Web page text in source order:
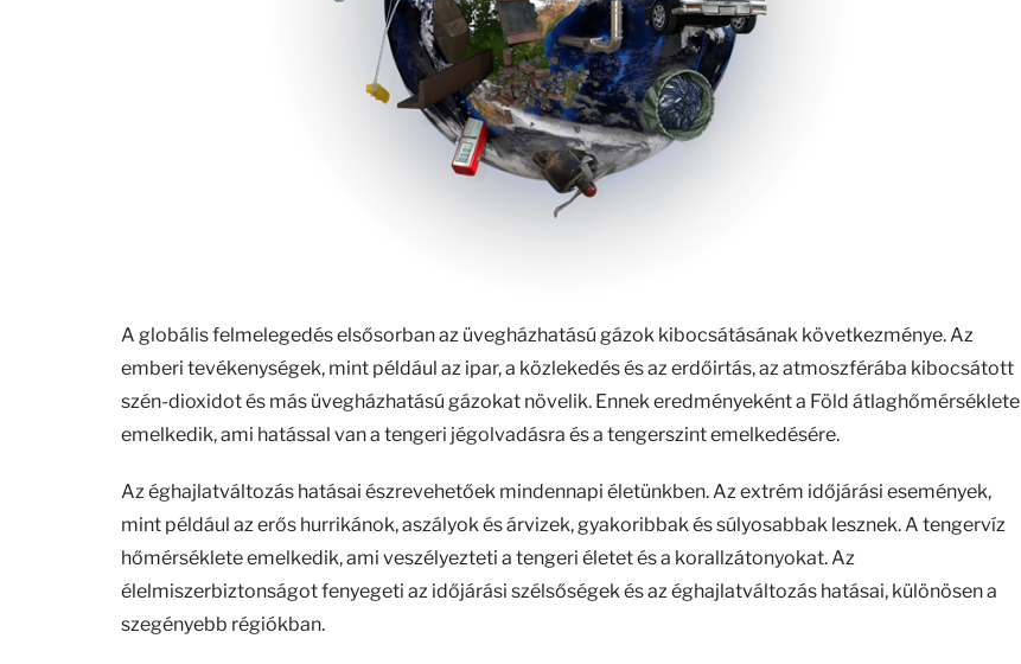
A globális felmelegedés elsősorban az üvegházhatású gázok kibocsátásának következménye. Az
emberi tevékenységek, mint például az ipar, a közlekedés és az erdőirtás, az atmoszférába kibocsátott
szén-dioxidot és más üvegházhatású gázokat növelik. Ennek eredményeként a Föld átlaghőmérséklete
emelkedik, ami hatással van a tengeri jégolvadásra és a tengerszint emelkedésére.
Az éghajlatváltozás hatásai észrevehetőek mindennapi életünkben. Az extrém időjárási események,
mint például az erős hurrikánok, aszályok és árvizek, gyakoribbak és súlyosabbak lesznek. A tengervíz
hőmérséklete emelkedik, ami veszélyezteti a tengeri életet és a korallzátonyokat. Az
élelmiszerbiztonságot fenyegeti az időjárási szélsőségek és az éghajlatváltozás hatásai, különösen a
szegényebb régiókban.